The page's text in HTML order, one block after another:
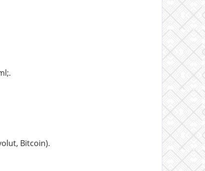
Bitcoin).